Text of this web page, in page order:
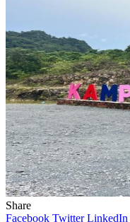
Share
Facebook Twitter LinkedIn